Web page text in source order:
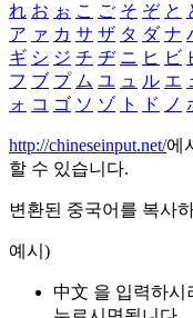
れ お ぉ こ ご そ ぞ と
ア ァ カ サ ザ タ ダ ナ
ギ シ ジ チ ヂ ニ ヒ ビ
フ ブ プ ム ユ ュ ル エ
ォ コ ゴ ソ ゾ ト ド ノ
http://chineseinput.net/에
할 수 있습니다.
변환된 중국어를 복사
예시)
中文 을 입력하시